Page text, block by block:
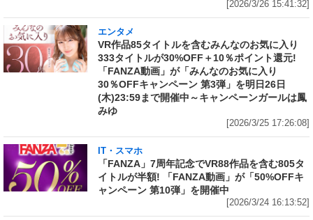
[2026/3/26 15:41:32]
エンタメ
VR作品85タイトルを含むみんなのお気に入り
333タイトルが30%OFF＋10％ポイント還元!
「FANZA動画」が「みんなのお気に入り
30％OFFキャンペーン 第3弾」を明日26日
(木)23:59まで開催中～キャンペーンガールは鳳
みゆ
[2026/3/25 17:26:08]
IT・スマホ
「FANZA」7周年記念でVR88作品を含む805タ
イトルが半額! 「FANZA動画」が「50%OFFキ
ャンペーン 第10弾」を開催中
[2026/3/24 16:13:52]